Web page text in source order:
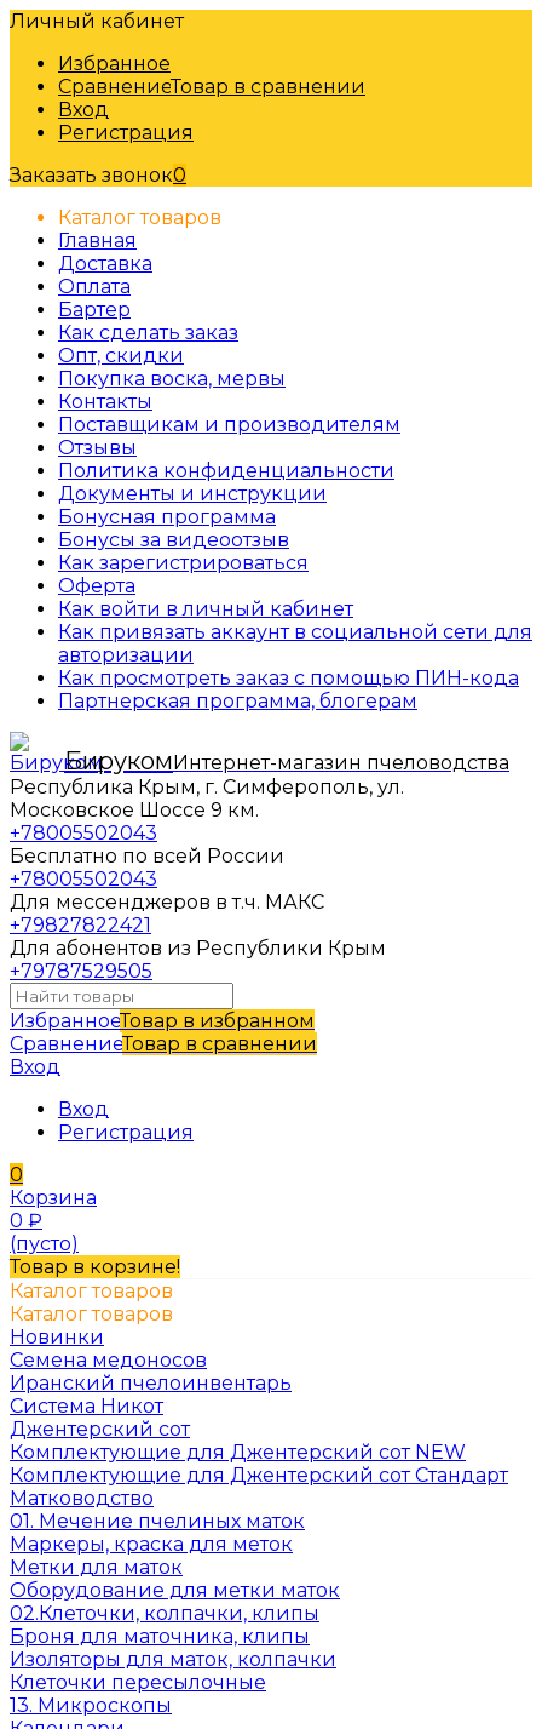
Личный кабинет
Избранное
СравнениеТовар в сравнении
Вход
Регистрация
Заказать звонок0
Каталог товаров
Главная
Доставка
Оплата
Бартер
Как сделать заказ
Опт, скидки
Покупка воска, мервы
Контакты
Поставщикам и производителям
Отзывы
Политика конфиденциальности
Документы и инструкции
Бонусная программа
Бонусы за видеоотзыв
Как зарегистрироваться
Оферта
Как войти в личный кабинет
Как привязать аккаунт в социальной сети для
авторизации
Как просмотреть заказ с помощью ПИН-кода
Партнерская программа, блогерам
БирукомИнтернет-магазин пчеловодства
Республика Крым, г. Симферополь, ул.
Московское Шоссе 9 км.
+78005502043
Бесплатно по всей России
+78005502043
Для мессенджеров в т.ч. МАКС
+79827822421
Для абонентов из Республики Крым
+79787529505
ИзбранноеТовар в избранном
СравнениеТовар в сравнении
Вход
Вход
Регистрация
0
Корзина
0 ₽
(пусто)
Товар в корзине!
Каталог товаров
Каталог товаров
Новинки
Семена медоносов
Иранский пчелоинвентарь
Система Никот
Джентерский сот
Комплектующие для Джентерский сот NEW
Комплектующие для Джентерский сот Стандарт
Матководство
01. Мечение пчелиных маток
Маркеры, краска для меток
Метки для маток
Оборудование для метки маток
02.Клеточки, колпачки, клипы
Броня для маточника, клипы
Изоляторы для маток, колпачки
Клеточки пересылочные
13. Микроскопы